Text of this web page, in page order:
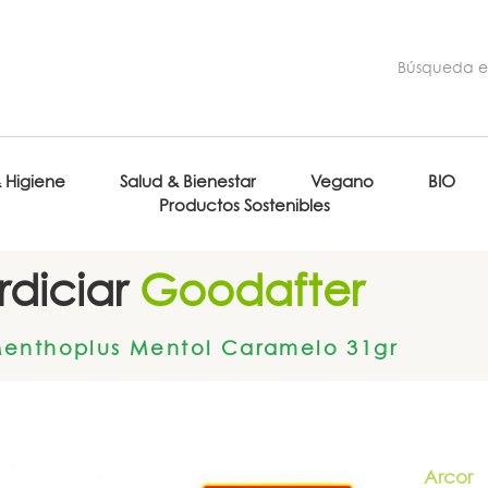
Higiene Salud & Bienestar Vegano
BIO
Productos Sostenibles
Goodafter
Mentol Caramelo 31gr
Arcor